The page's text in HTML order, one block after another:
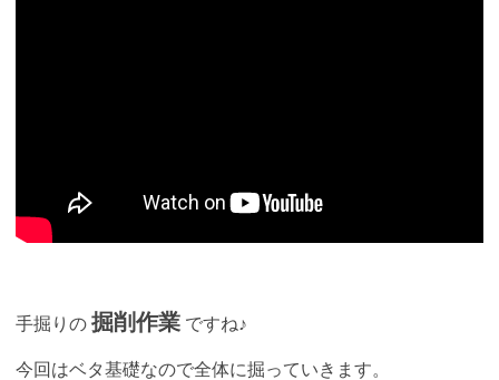
手掘りの 掘削作業 ですね♪
今回はベタ基礎なので全体に掘っていきます。